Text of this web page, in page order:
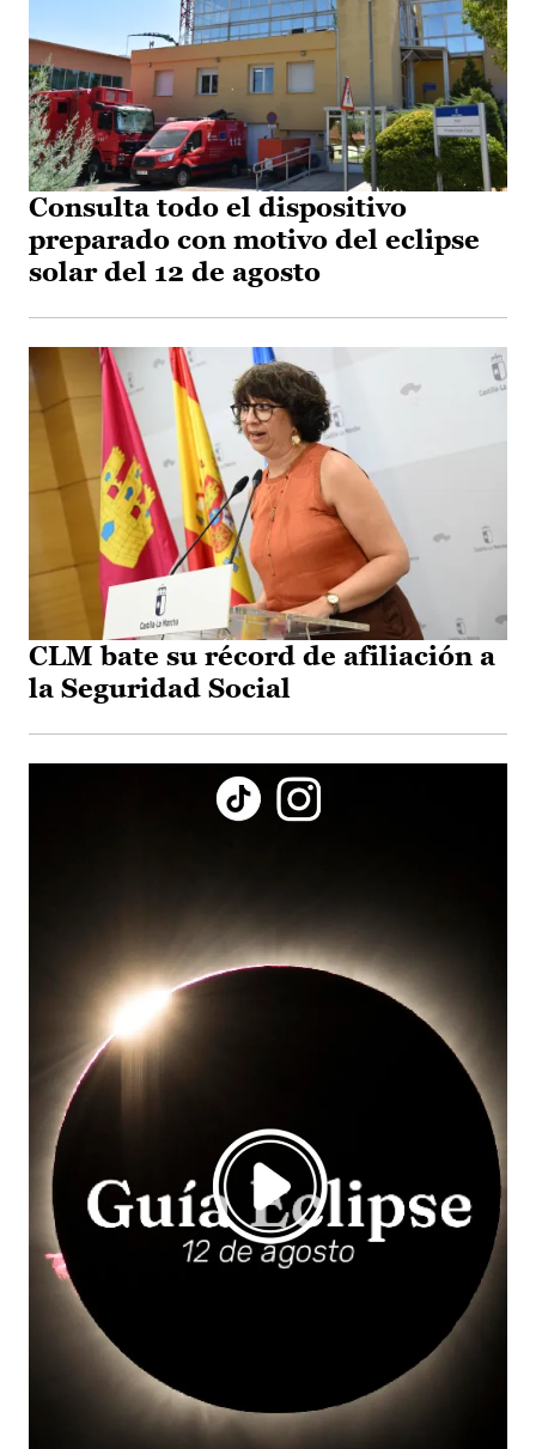
Consulta todo el dispositivo
preparado con motivo del eclipse
solar del 12 de agosto
CLM bate su récord de afiliación a
la Seguridad Social